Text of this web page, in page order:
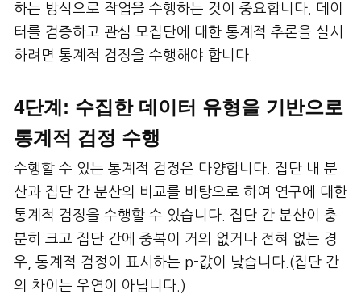
하는 방식으로 작업을 수행하는 것이 중요합니다. 데이
터를 검증하고 관심 모집단에 대한 통계적 추론을 실시
하려면 통계적 검정을 수행해야 합니다.
4단계: 수집한 데이터 유형을 기반으로
통계적 검정 수행
수행할 수 있는 통계적 검정은 다양합니다. 집단 내 분
산과 집단 간 분산의 비교를 바탕으로 하여 연구에 대한
통계적 검정을 수행할 수 있습니다. 집단 간 분산이 충
분히 크고 집단 간에 중복이 거의 없거나 전혀 없는 경
우, 통계적 검정이 표시하는 p-값이 낮습니다.(집단 간
의 차이는 우연이 아닙니다.)